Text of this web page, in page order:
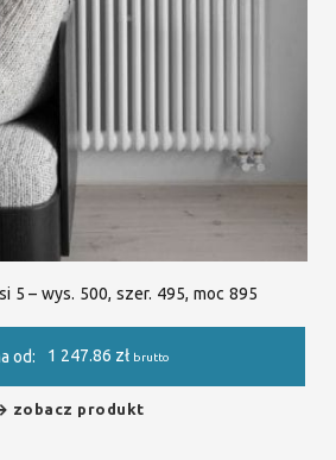
5 – wys. 500, szer. 495, moc 895
od: 1 247.86 zł brutto
zobacz produkt